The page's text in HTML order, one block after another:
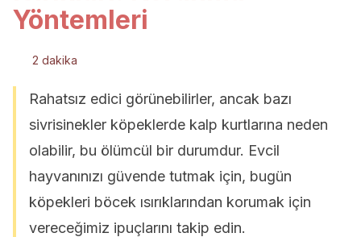
Yöntemleri
2 dakika
Rahatsız edici görünebilirler, ancak bazı
sivrisinekler köpeklerde kalp kurtlarına neden
olabilir, bu ölümcül bir durumdur. Evcil
hayvanınızı güvende tutmak için, bugün
köpekleri böcek ısırıklarından korumak için
vereceğimiz ipuçlarını takip edin.